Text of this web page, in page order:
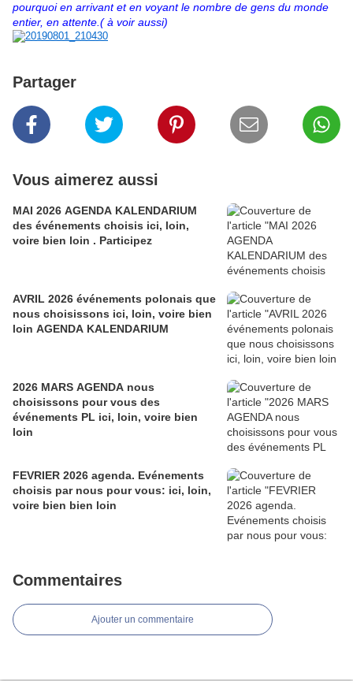
pourquoi en arrivant et en voyant le nombre de gens du monde
entier, en attente.( à voir aussi)
Partager
Vous aimerez aussi
MAI 2026 AGENDA KALENDARIUM
des événements choisis ici, loin,
voire bien loin . Participez
AVRIL 2026 événements polonais que
nous choisissons ici, loin, voire bien
loin AGENDA KALENDARIUM
2026 MARS AGENDA nous
choisissons pour vous des
événements PL ici, loin, voire bien
loin
FEVRIER 2026 agenda. Evénements
choisis par nous pour vous: ici, loin,
voire bien bien loin
Commentaires
Ajouter un commentaire